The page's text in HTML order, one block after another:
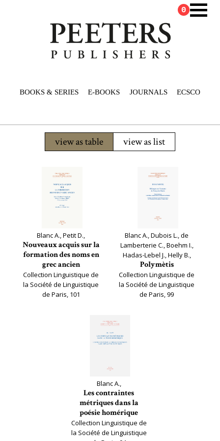
BOOKS & SERIES E-BOOKS JOURNALS ECSCO
0
view as table view as list
Blanc A., Petit D.,
Nouveaux acquis sur la
formation des noms en
grec ancien
Collection Linguistique de
la Société de Linguistique
de Paris, 101
Blanc A., Dubois L., de
Lamberterie C., Boehm I.,
Hadas-Lebel J., Helly B.,
Polymètis
Collection Linguistique de
la Société de Linguistique
de Paris, 99
Blanc A.,
Les contraintes
métriques dans la
poésie homérique
Collection Linguistique de
la Société de Linguistique